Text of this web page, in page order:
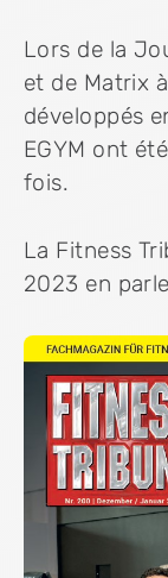
Lors de la
et de Matrix
développés
EGYM ont
fois.
La Fitness
2023 en